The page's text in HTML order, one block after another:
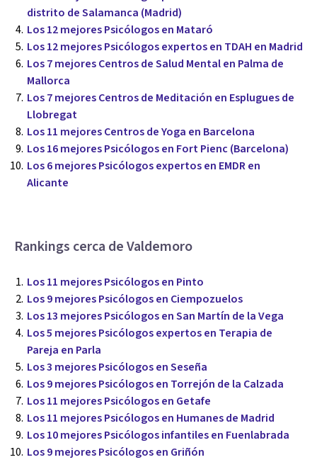
distrito de Salamanca (Madrid)
Los 12 mejores Psicólogos en Mataró
Los 12 mejores Psicólogos expertos en TDAH en Madrid
Los 7 mejores Centros de Salud Mental en Palma de
Mallorca
Los 7 mejores Centros de Meditación en Esplugues de
Llobregat
Los 11 mejores Centros de Yoga en Barcelona
Los 16 mejores Psicólogos en Fort Pienc (Barcelona)
Los 6 mejores Psicólogos expertos en EMDR en
Alicante
Rankings cerca de Valdemoro
Los 11 mejores Psicólogos en Pinto
Los 9 mejores Psicólogos en Ciempozuelos
Los 13 mejores Psicólogos en San Martín de la Vega
Los 5 mejores Psicólogos expertos en Terapia de
Pareja en Parla
Los 3 mejores Psicólogos en Seseña
Los 9 mejores Psicólogos en Torrejón de la Calzada
Los 11 mejores Psicólogos en Getafe
Los 11 mejores Psicólogos en Humanes de Madrid
Los 10 mejores Psicólogos infantiles en Fuenlabrada
Los 9 mejores Psicólogos en Griñón